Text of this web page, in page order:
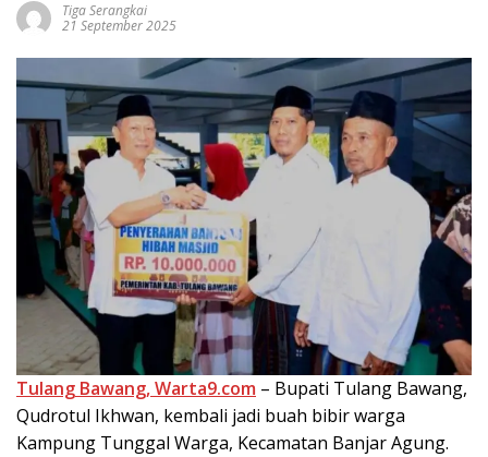
Tiga Serangkai
21 September 2025
Tulang Bawang, Warta9.com – Bupati Tulang Bawang,
Qudrotul Ikhwan, kembali jadi buah bibir warga
Kampung Tunggal Warga, Kecamatan Banjar Agung.